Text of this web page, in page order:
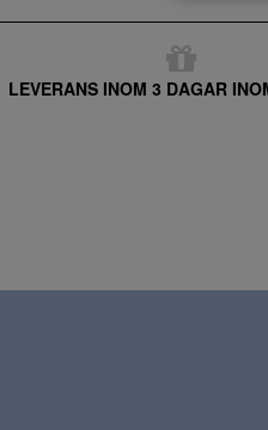
LEVERANS INOM 3 DAGAR